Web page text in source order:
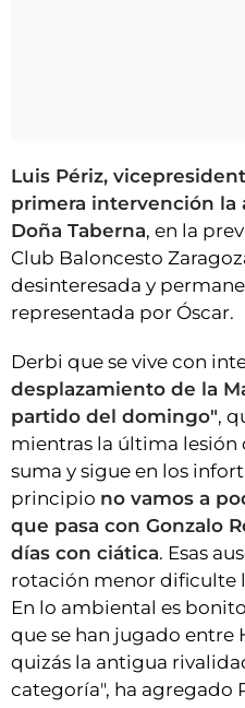
Luis Périz,
primera intervención la
Doña Taberna, en la
Club Baloncesto
desinteresada y
representada por Óscar.
Derbi que se vive con
desplazamiento de la
partido del domingo",
mientras la última lesión
suma y sigue en los
principio no vamos a
que pasa con Gonzalo
días con ciática. Esas
rotación menor dificulte
En lo ambiental es
que se han jugado entre
quizás la antigua
categoría", ha agregado